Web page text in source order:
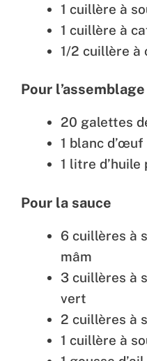
1 cuillère à
1 cuillère à
1/2 cuillère à
Pour l’assemblage
20 galettes
1 blanc
1 litre
Pour la sauce
6 cuillères à
mâm
3 cuillères à
vert
2 cuillères à
1 cuillère à